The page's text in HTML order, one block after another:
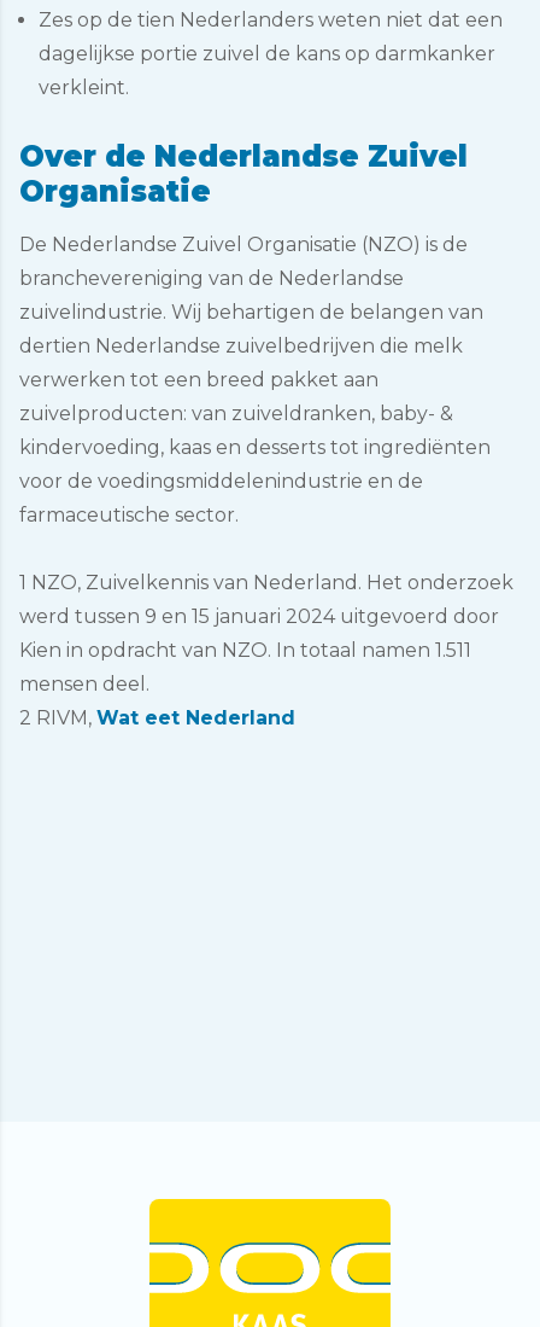
Zes op de tien Nederlanders weten niet dat een
dagelijkse portie zuivel de kans op darmkanker
verkleint.
Over de Nederlandse Zuivel
Organisatie
De Nederlandse Zuivel Organisatie (NZO) is de
branchevereniging van de Nederlandse
zuivelindustrie. Wij behartigen de belangen van
dertien Nederlandse zuivelbedrijven die melk
verwerken tot een breed pakket aan
zuivelproducten: van zuiveldranken, baby- &
kindervoeding, kaas en desserts tot ingrediënten
voor de voedingsmiddelenindustrie en de
farmaceutische sector.
1 NZO, Zuivelkennis van Nederland. Het onderzoek
werd tussen 9 en 15 januari 2024 uitgevoerd door
Kien in opdracht van NZO. In totaal namen 1.511
mensen deel.
2 RIVM, Wat eet Nederland